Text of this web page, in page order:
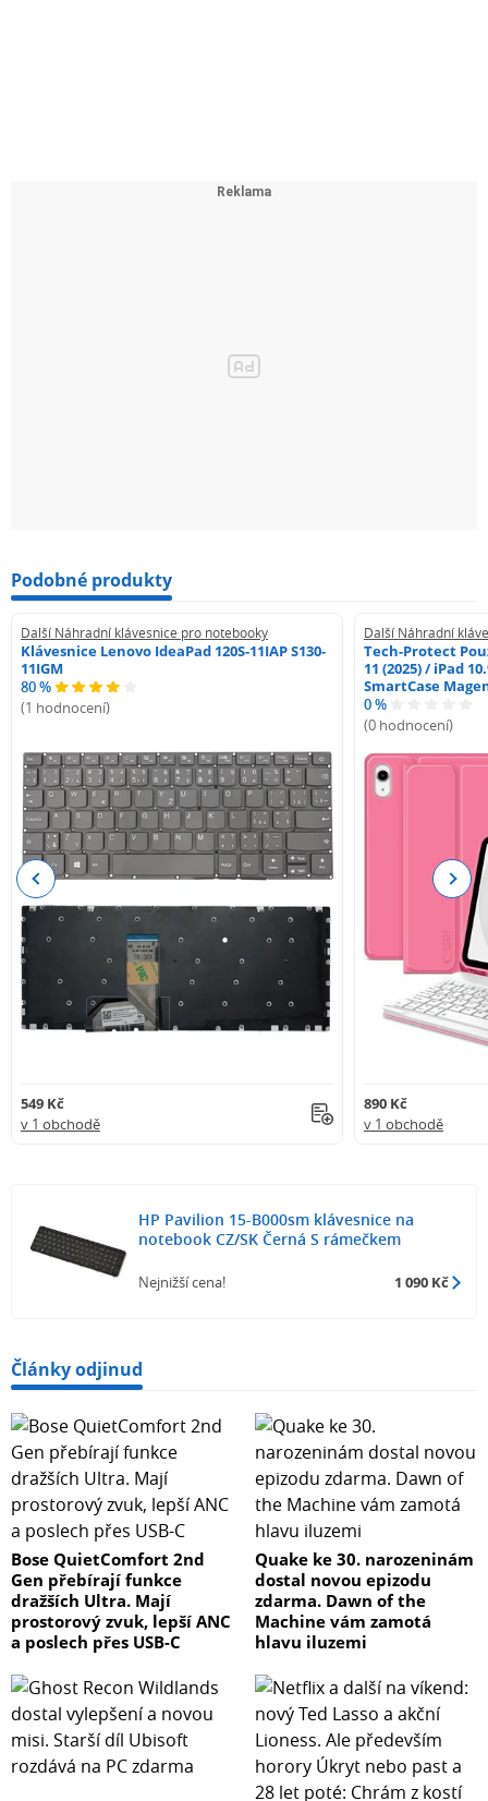
Podobné produkty
Další Náhradní klávesnice pro notebooky
Klávesnice Lenovo IdeaPad 120S-11IAP S130-
11IGM
80 %
(1 hodnocení)
549 Kč
v 1 obchodě
Další Náhradní
Tech-Protect
11 (2025) / iPad
SmartCase
0 %
(0 hodnocení)
890 Kč
v 1 obchodě
Previous Next
HP Pavilion 15-B000sm klávesnice na
notebook CZ/SK Černá S rámečkem
Nejnižší cena! 1 090 Kč
Články odjinud
Bose QuietComfort 2nd
Gen přebírají funkce
dražších Ultra. Mají
prostorový zvuk, lepší ANC
a poslech přes USB-C
Quake ke 30. narozeninám
dostal novou epizodu
zdarma. Dawn of the
Machine vám zamotá
hlavu iluzemi